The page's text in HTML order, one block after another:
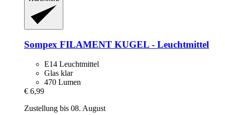
Sompex FILAMENT KUGEL -​ Leuchtmittel
E14 Leuchtmittel
Glas klar
470 Lumen
€ 6,99
Zustellung bis 08. August